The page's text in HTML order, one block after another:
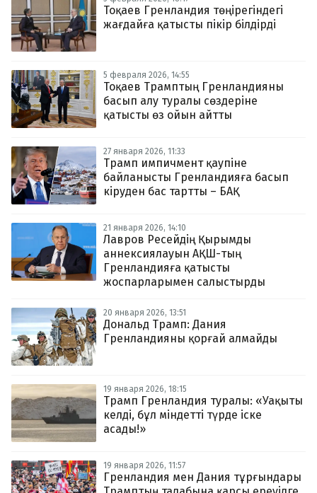
Тоқаев Гренландия төңірегіндегі
жағдайға қатысты пікір білдірді
5 февраля 2026, 14:55
Тоқаев Трамптың Гренландияны
басып алу туралы сөздеріне
қатысты өз ойын айтты
27 января 2026, 11:33
Трамп импичмент қаупіне
байланысты Гренландияға басып
кіруден бас тартты – БАҚ
21 января 2026, 14:10
Лавров Ресейдің Қырымды
аннексиялауын АҚШ-тың
Гренландияға қатысты
жоспарларымен салыстырды
20 января 2026, 13:51
Дональд Трамп: Дания
Гренландияны қорғай алмайды
19 января 2026, 18:15
Трамп Гренландия туралы: «Уақыты
келді, бұл міндетті түрде іске
асады!»
19 января 2026, 11:57
Гренландия мен Дания тұрғындары